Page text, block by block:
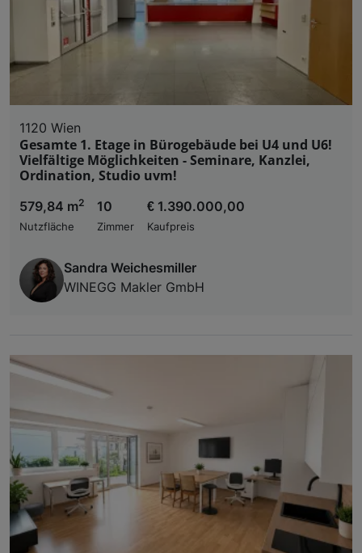
1120 Wien
Gesamte 1. Etage in Bürogebäude bei U4 und U6!
Vielfältige Möglichkeiten - Seminare, Kanzlei,
Ordination, Studio uvm!
579,84 m2
Nutzfläche
10
Zimmer
€ 1.390.000,00
Kaufpreis
Sandra Weichesmiller
WINEGG Makler GmbH